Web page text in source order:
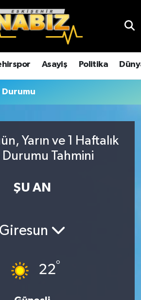
Asayiş Politika
Durumu
Yarın ve 1 Haftalık
Durumu Tahmini
ŞU AN
Giresun
22°
Durumu
Yoğunluk Haritası
Puan Durumu ve Fikstür